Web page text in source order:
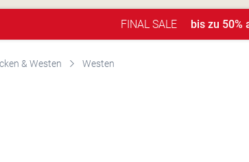
FINAL SALE bis zu 50%
& Westen Westen